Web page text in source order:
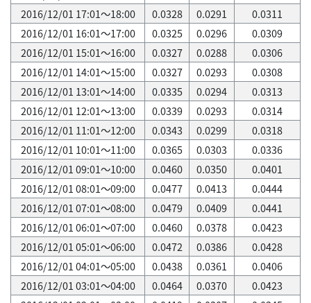
2016/12/01 17:01～18:00
0.0328 0.0291
0.0311
2016/12/01 16:01～17:00
0.0325 0.0296
0.0309
2016/12/01 15:01～16:00
0.0327 0.0288
0.0306
2016/12/01 14:01～15:00
0.0327 0.0293
0.0308
2016/12/01 13:01～14:00
0.0335 0.0294
0.0313
2016/12/01 12:01～13:00
0.0339 0.0293
0.0314
2016/12/01 11:01～12:00
0.0343 0.0299
0.0318
2016/12/01 10:01～11:00
0.0365 0.0303
0.0336
2016/12/01 09:01～10:00
0.0460 0.0350
0.0401
2016/12/01 08:01～09:00
0.0477 0.0413
0.0444
2016/12/01 07:01～08:00
0.0479 0.0409
0.0441
2016/12/01 06:01～07:00
0.0460 0.0378
0.0423
2016/12/01 05:01～06:00
0.0472 0.0386
0.0428
2016/12/01 04:01～05:00
0.0438 0.0361
0.0406
2016/12/01 03:01～04:00
0.0464 0.0370
0.0423